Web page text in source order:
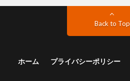
Back to Top
ホーム プライバシーポリシー